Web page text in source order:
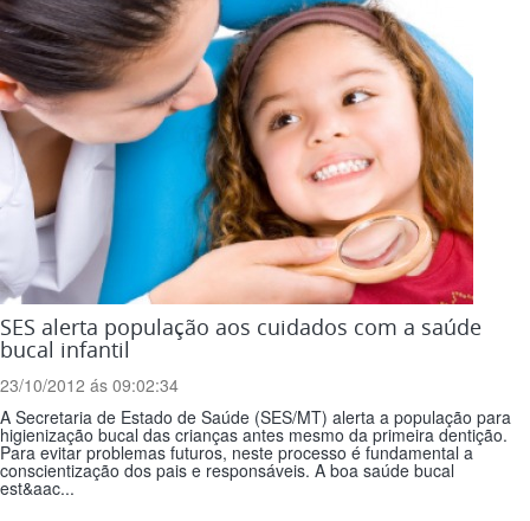
SES alerta população aos cuidados com a saúde
bucal infantil
23/10/2012 ás 09:02:34
A Secretaria de Estado de Saúde (SES/MT) alerta a população para
higienização bucal das crianças antes mesmo da primeira dentição.
Para evitar problemas futuros, neste processo é fundamental a
conscientização dos pais e responsáveis. A boa saúde bucal
est&aac...